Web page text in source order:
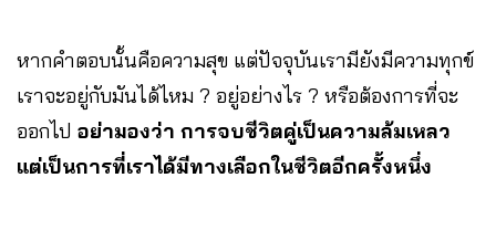
หากคำตอบนั้นคือความสุข แต่ปัจจุบันเรามียังมีความทุกข์
เราจะอยู่กับมันได้ไหม ? อยู่อย่างไร ? หรือต้องการที่จะ
ออกไป อย่ามองว่า การจบชีวิตคู่เป็นความล้มเหลว
แต่เป็นการที่เราได้มีทางเลือกในชีวิตอีกครั้งหนึ่ง